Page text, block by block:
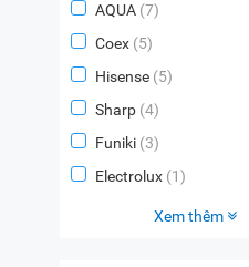
AQUA (7)
Coex (5)
Hisense (5)
Sharp (4)
Funiki (3)
Electrolux (1)
Xem thêm